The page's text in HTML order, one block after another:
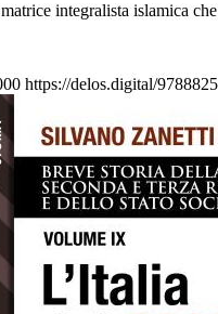
integralista islamica
https://delos.digital/